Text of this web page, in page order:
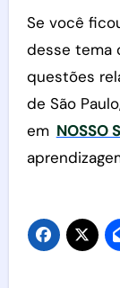
Se você
desse tema
questões
de São
em NOSSO